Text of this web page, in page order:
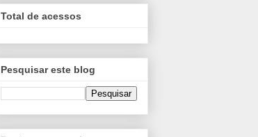
Total de acessos
Pesquisar este blog